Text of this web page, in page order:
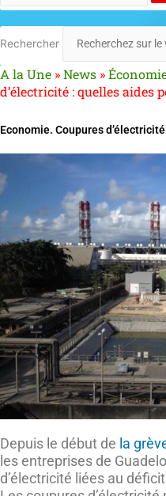
Rechercher
A la Une »News »
d’électricité : quelles aides
Economie. Coupures
Depuis le début de la
les entreprises de
d’électricité liées au